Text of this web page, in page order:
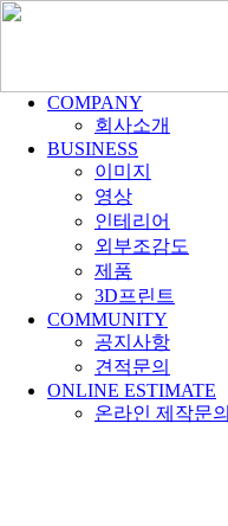
COMPANY
회사소개
BUSINESS
이미지
영상
인테리어
외부조감도
제품
3D프린트
COMMUNITY
공지사항
견적문의
ONLINE ESTIMATE
온라인 제작문의